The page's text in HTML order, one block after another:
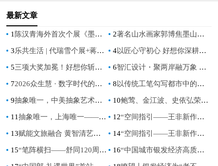
最新文章
1 陈汉青海外首次个展《墨生长》亮相新加坡 2著名山水画家郭博焦墨山水展《墨韵玉华》首次在上海举行
3乐共生活 | 代瑞雪个展+蒋龙&马英强双人展 4以匠心守初心 好想你深耕红枣全产业链，铸就河南荣誉
5三项大奖加冕！好想你斩获第十七届虎啸奖多项重磅荣誉 6智汇设计・聚两岸融万象 中芬设计园分会场点亮文博会
72026众生慧 · 数字时代的佛文化信仰与共修实践交流会在泰国曼谷成功举办 8以传统工笔勾写都市中的抒情，鲍莺展“花开有时”
9抽象唯一，中美抽象艺术交流展在上海隆重举行 10鲍莺、金江波、史依弘荣获“文化和旅游部优秀专家艺术家”称号
11抽象唯一，上海唯一——上海夏威夷抽象艺术交流展暨上海抽象画会成立二十五周年大展 12“空间指引——王非新作展”在北京798桥艺术空间展出
13赋能文旅融合 黄智清艺术展在泰宁山谷开幕 14“空间指引——王非新作展” 在北京798桥空间展出
15“笔阵横扫——舒同120周年诞辰书法文献展”暨学术交流会在上海推出 16“中国城市银发经济高质量发展指数”评价体系在成都发布